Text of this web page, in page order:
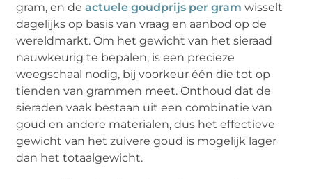
gram, en deactuele goudprijs per gram wisselt
dagelijks op basis van vraag en aanbod op de
wereldmarkt. Om het gewicht van het sieraad
nauwkeurig te bepalen, is een precieze
weegschaal nodig, bij voorkeur één die tot op
tienden van grammen meet. Onthoud dat de
sieraden vaak bestaan uit een combinatie van
goud en andere materialen, dus het effectieve
gewicht van het zuivere goud is mogelijk lager
dan het totaalgewicht.